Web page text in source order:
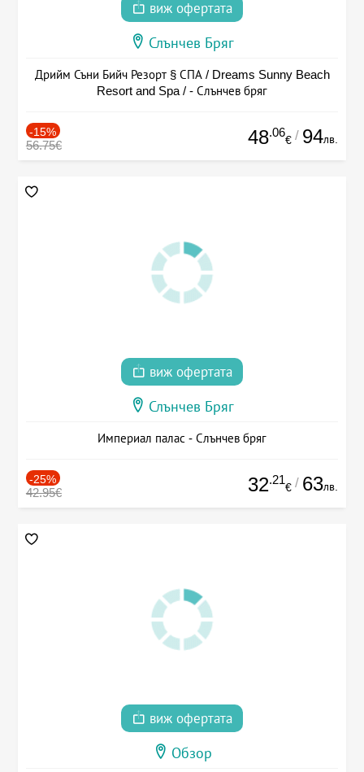
виж офертата
Слънчев Бряг
Дрийм Съни Бийч Резорт § СПА / Dreams Sunny Beach
Resort and Spa / - Слънчев бряг
-15%
56.75€ 48.06
€ / 94лв.
виж офертата
Слънчев Бряг
Империал палас - Слънчев бряг
-25%
42.95€ 32.21
€ / 63лв.
виж офертата
Обзор